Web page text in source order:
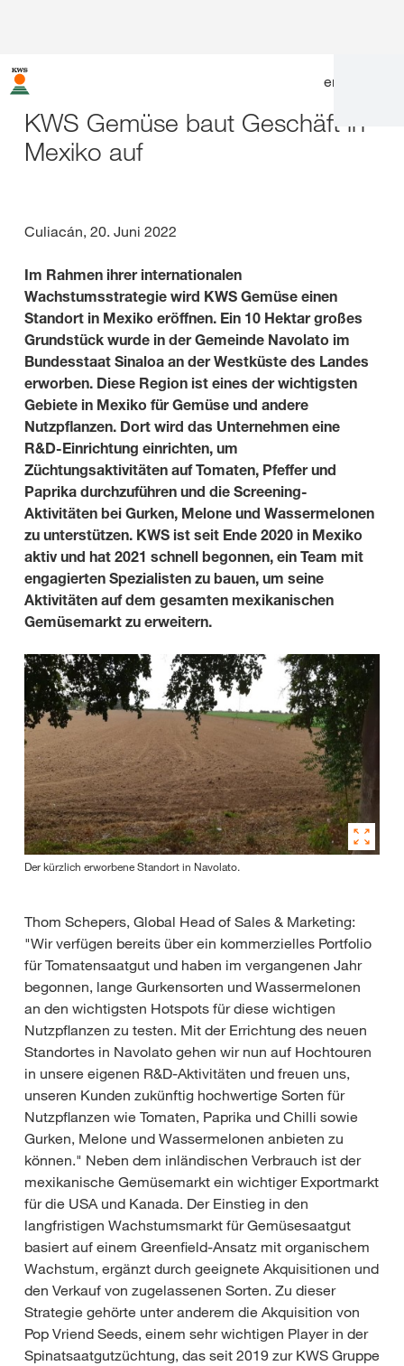
en
KWS Gemüse baut Geschäft in
Mexiko auf
Culiacán, 20. Juni 2022
Im Rahmen ihrer internationalen
Wachstumsstrategie wird KWS Gemüse einen
Standort in Mexiko eröffnen. Ein 10 Hektar großes
Grundstück wurde in der Gemeinde Navolato im
Bundesstaat Sinaloa an der Westküste des Landes
erworben. Diese Region ist eines der wichtigsten
Gebiete in Mexiko für Gemüse und andere
Nutzpflanzen. Dort wird das Unternehmen eine
R&D-Einrichtung einrichten, um
Züchtungsaktivitäten auf Tomaten, Pfeffer und
Paprika durchzuführen und die Screening-
Aktivitäten bei Gurken, Melone und Wassermelonen
zu unterstützen. KWS ist seit Ende 2020 in Mexiko
aktiv und hat 2021 schnell begonnen, ein Team mit
engagierten Spezialisten zu bauen, um seine
Aktivitäten auf dem gesamten mexikanischen
Gemüsemarkt zu erweitern.
Der kürzlich erworbene Standort in Navolato.
Thom Schepers, Global Head of Sales & Marketing:
"Wir verfügen bereits über ein kommerzielles Portfolio
für Tomatensaatgut und haben im vergangenen Jahr
begonnen, lange Gurkensorten und Wassermelonen
an den wichtigsten Hotspots für diese wichtigen
Nutzpflanzen zu testen. Mit der Errichtung des neuen
Standortes in Navolato gehen wir nun auf Hochtouren
in unsere eigenen R&D-Aktivitäten und freuen uns,
unseren Kunden zukünftig hochwertige Sorten für
Nutzpflanzen wie Tomaten, Paprika und Chilli sowie
Gurken, Melone und Wassermelonen anbieten zu
können." Neben dem inländischen Verbrauch ist der
mexikanische Gemüsemarkt ein wichtiger Exportmarkt
für die USA und Kanada. Der Einstieg in den
langfristigen Wachstumsmarkt für Gemüsesaatgut
basiert auf einem Greenfield-Ansatz mit organischem
Wachstum, ergänzt durch geeignete Akquisitionen und
den Verkauf von zugelassenen Sorten. Zu dieser
Strategie gehörte unter anderem die Akquisition von
Pop Vriend Seeds, einem sehr wichtigen Player in der
Spinatsaatgutzüchtung, das seit 2019 zur KWS Gruppe